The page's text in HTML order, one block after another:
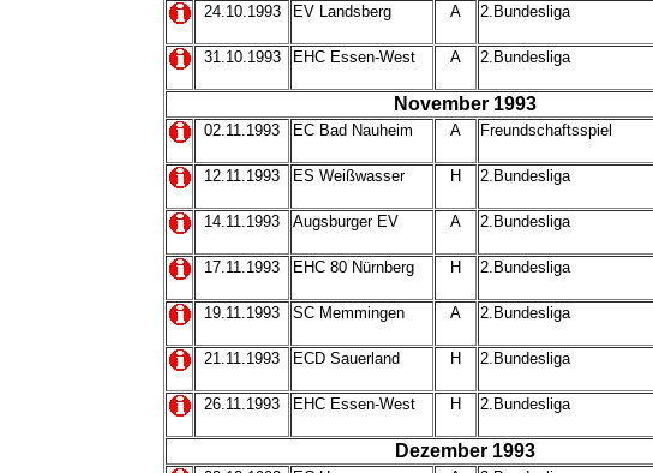
24.10.1993 EV Landsberg A 2.Bundesliga
31.10.1993 EHC Essen-West A 2.Bundesliga
November 1993
02.11.1993 EC Bad Nauheim A Freundschaftsspiel
12.11.1993 ES Weißwasser H 2.Bundesliga
14.11.1993 Augsburger EV A 2.Bundesliga
17.11.1993 EHC 80 Nürnberg H 2.Bundesliga
19.11.1993 SC Memmingen A 2.Bundesliga
21.11.1993 ECD Sauerland H 2.Bundesliga
26.11.1993 EHC Essen-West H 2.Bundesliga
Dezember 1993